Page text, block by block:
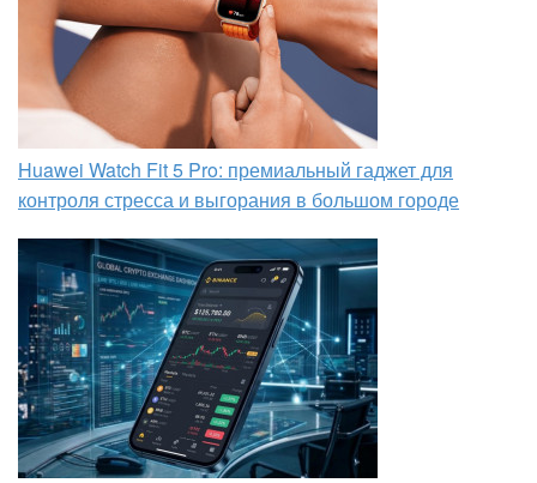
Huawei Watch Fit 5 Pro: премиальный гаджет для
контроля стресса и выгорания в большом городе